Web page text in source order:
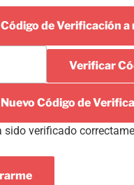
de Verificación a
Verificar
Código de
sido verificado